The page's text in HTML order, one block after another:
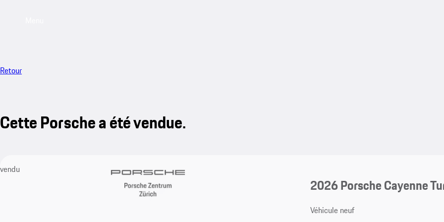
Retour
Cette Porsche a été vendue.
vendu
2026 Porsche Cayenne
Véhicule neuf